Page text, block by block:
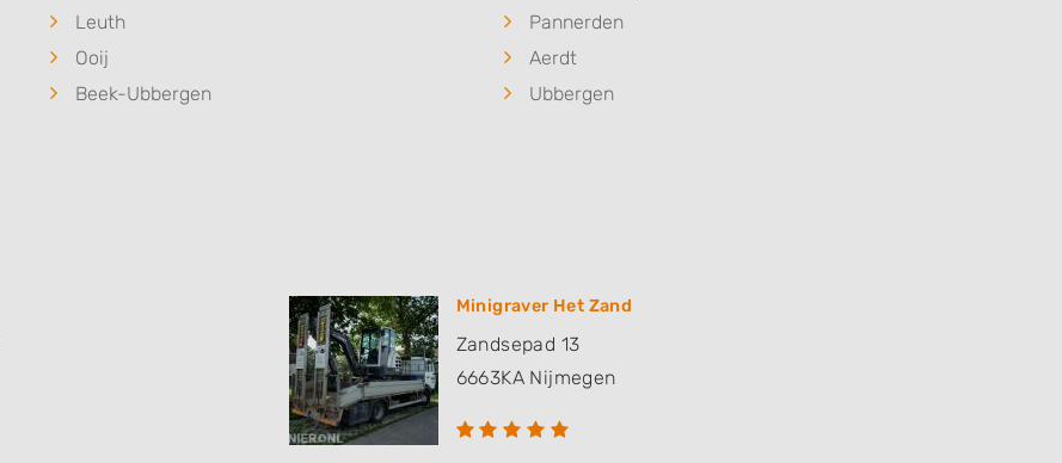
Leuth
Pannerden
Ooij
Aerdt
Beek-Ubbergen Ubbergen
Minigraver Het Zand
Zandsepad 13
6663KA Nijmegen